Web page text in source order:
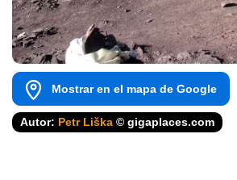
Mostrar en el mapa de Google
Autor: Petr Liška © gigaplaces.com